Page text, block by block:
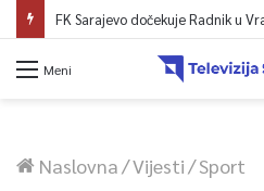
FK Željezničar sutra protiv BSK-a iz
Meni
Naslovna/Vijesti/Sport